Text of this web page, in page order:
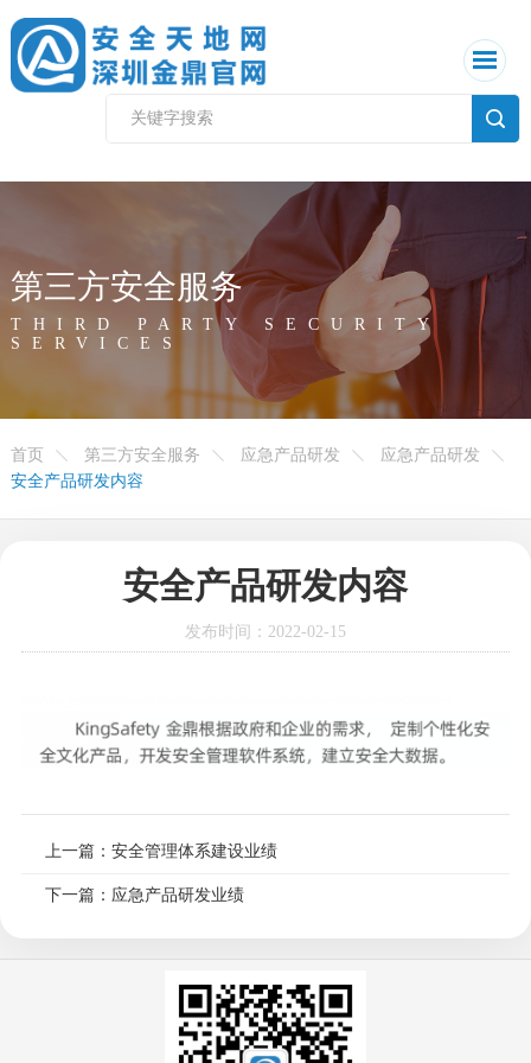
第三方安全服务
THIRD PARTY SECURITY
SERVICES
首页 第三方安全服务 应急产品研发
应急产品研发
安全产品研发内容
安全产品研发内容
发布时间：2022-02-15
上一篇：安全管理体系建设业绩
下一篇：应急产品研发业绩